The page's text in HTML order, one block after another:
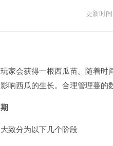
更新时
家会获得一根西瓜苗。随着
响西瓜的生长。合理管理蔓的
致分为以下几个阶段